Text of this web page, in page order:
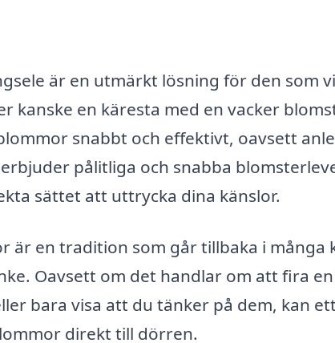
är en utmärkt lösning för den som
kanske en käresta med en vacker
snabbt och effektivt, oavsett
pålitliga och snabba
sättet att uttrycka dina känslor.
är en tradition som går tillbaka i
Oavsett om det handlar om att fira
bara visa att du tänker på dem, kan
direkt till dörren.